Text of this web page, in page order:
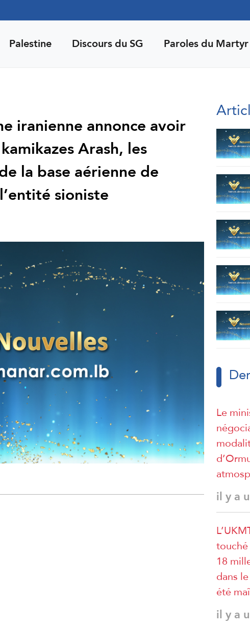
Palestine Discours du SG Paroles du
iranienne annonce avoir
Arash, les
la base aérienne de
sioniste
Le
il y a
18
dans
été
il y a